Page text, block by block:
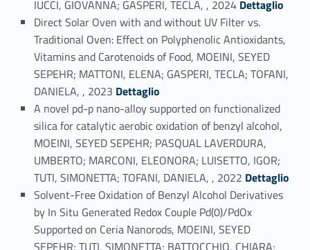
IUCCI, GIOVANNA; GASPERI, TECLA, , 2024 Dettaglio
Direct Solar Oven with and without UV Filter vs.
Traditional Oven: Effect on Polyphenolic Antioxidants,
Vitamins and Carotenoids of Food, MOEINI, SEYED
SEPEHR; MATTONI, ELENA; GASPERI, TECLA; TOFANI,
DANIELA, , 2023 Link identifier #identifier_person_177979-6Dettaglio
A novel pd-p nano-alloy supported on functionalized
silica for catalytic aerobic oxidation of benzyl alcohol,
MOEINI, SEYED SEPEHR; PASQUAL LAVERDURA,
UMBERTO; MARCONI, ELEONORA; LUISETTO, IGOR;
TUTI, SIMONETTA; TOFANI, DANIELA, , 2022 Link identifier #identifier_person_70455-7Dettaglio
Solvent-Free Oxidation of Benzyl Alcohol Derivatives
by In Situ Generated Redox Couple Pd(0)/PdOx
Supported on Ceria Nanorods, MOEINI, SEYED
SEPEHR; TUTI, SIMONETTA; BATTOCCHIO, CHIARA;